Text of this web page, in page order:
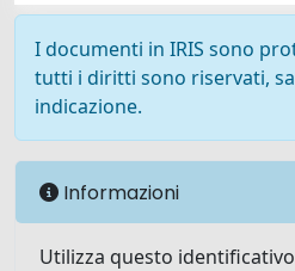
I documenti in IRIS sono
tutti i diritti sono riservati,
indicazione.
Informazioni
Utilizza questo